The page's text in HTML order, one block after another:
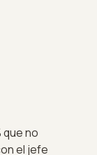
que no
el jefe